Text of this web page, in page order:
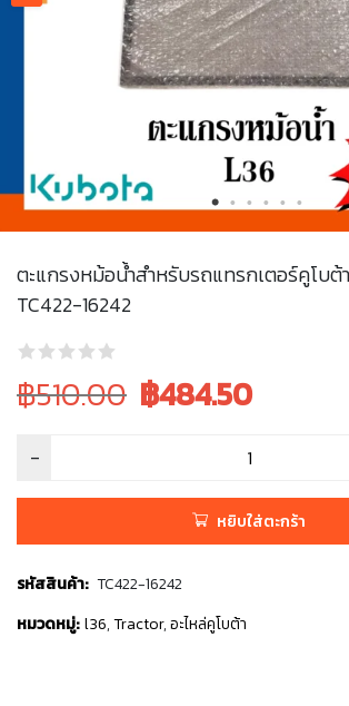
ตะแกรงหม้อน้ำสำหรับรถแทรกเตอร์คูโบต้
TC422-16242
Original
price
was:
฿510.00 Current
฿484.50
หยิบใส่ตะกร้า
รหัสสินค้า: TC422-16242
หมวดหมู่: l36,Tractor,อะไหล่คูโบต้า